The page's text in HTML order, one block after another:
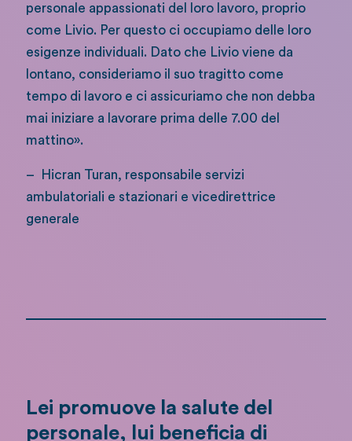
personale appassionati del loro lavoro, proprio
come Livio. Per questo ci occupiamo delle loro
esigenze individuali. Dato che Livio viene da
lontano, consideriamo il suo tragitto come
tempo di lavoro e ci assicuriamo che non debba
mai iniziare a lavorare prima delle 7.00 del
mattino».
– Hicran Turan, responsabile servizi
ambulatoriali e stazionari e vicedirettrice
generale
Lei promuove la salute del
personale, lui beneficia di